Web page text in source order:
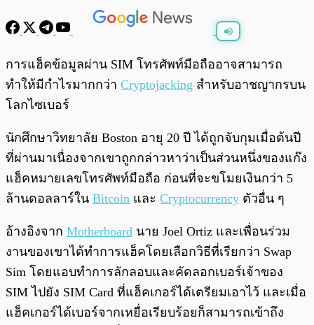
พร้อมเล่น
การแฮ็คข้อมูลผ่าน SIM โทรศัพท์มือถืออาจสามารถ
ทำให้มีกำไรมากกว่า Cryptojacking สำหรับอาชญากรบน
โลกไซเบอร์
นักศึกษาวิทยาลัย Boston อายุ 20 ปี ได้ถูกจับกุมเมื่อต้นปี
ที่ผ่านมาเนื่องจากเขาถูกกล่าวหาว่าเป็นส่วนหนึ่งของแก๊ง
แฮ็คหมายเลขโทรศัพท์มือถือ ก่อนที่จะขโมยเงินกว่า 5
ล้านดอลลาร์ใน Bitcoin และ Cryptocurrency ตัวอื่น ๆ
อ้างอิงจาก Motherboard นาย Joel Ortiz และเพื่อนร่วม
งานของเขาได้ทำการแฮ็คโดยเลือกวิธีที่เรียกว่า Swap
Sim โดยแอบทำการลักลอบและคัดลอกเบอร์เจ้าของ
SIM ไปยัง SIM Card ที่แฮ็คเกอร์ได้เตรียมเอาไว้ และเมื่อ
แฮ็คเกอร์ได้เบอร์จากเหยื่อเรียบร้อยก็สามารถเข้าถึง